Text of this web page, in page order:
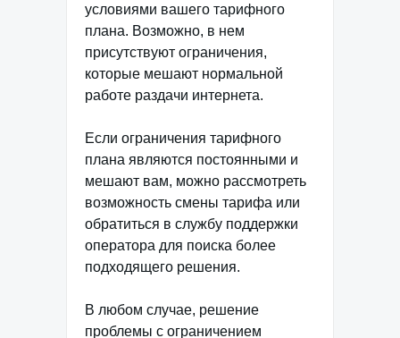
условиями вашего тарифного
плана. Возможно, в нем
присутствуют ограничения,
которые мешают нормальной
работе раздачи интернета.
Если ограничения тарифного
плана являются постоянными и
мешают вам, можно рассмотреть
возможность смены тарифа или
обратиться в службу поддержки
оператора для поиска более
подходящего решения.
В любом случае, решение
проблемы с ограничением